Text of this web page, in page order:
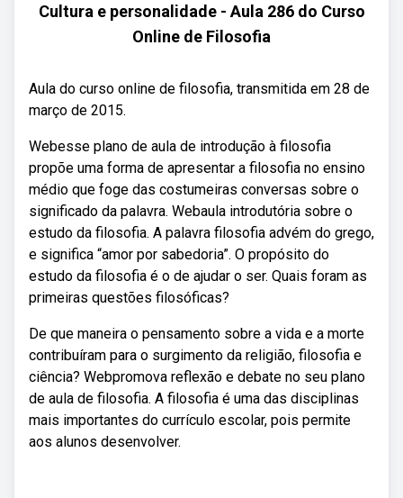
Cultura e personalidade - Aula 286 do Curso
Online de Filosofia
Aula do curso online de filosofia, transmitida em 28 de
março de 2015.
Webesse plano de aula de introdução à filosofia
propõe uma forma de apresentar a filosofia no ensino
médio que foge das costumeiras conversas sobre o
significado da palavra. Webaula introdutória sobre o
estudo da filosofia. A palavra filosofia advém do grego,
e significa “amor por sabedoria”. O propósito do
estudo da filosofia é o de ajudar o ser. Quais foram as
primeiras questões filosóficas?
De que maneira o pensamento sobre a vida e a morte
contribuíram para o surgimento da religião, filosofia e
ciência? Webpromova reflexão e debate no seu plano
de aula de filosofia. A filosofia é uma das disciplinas
mais importantes do currículo escolar, pois permite
aos alunos desenvolver.